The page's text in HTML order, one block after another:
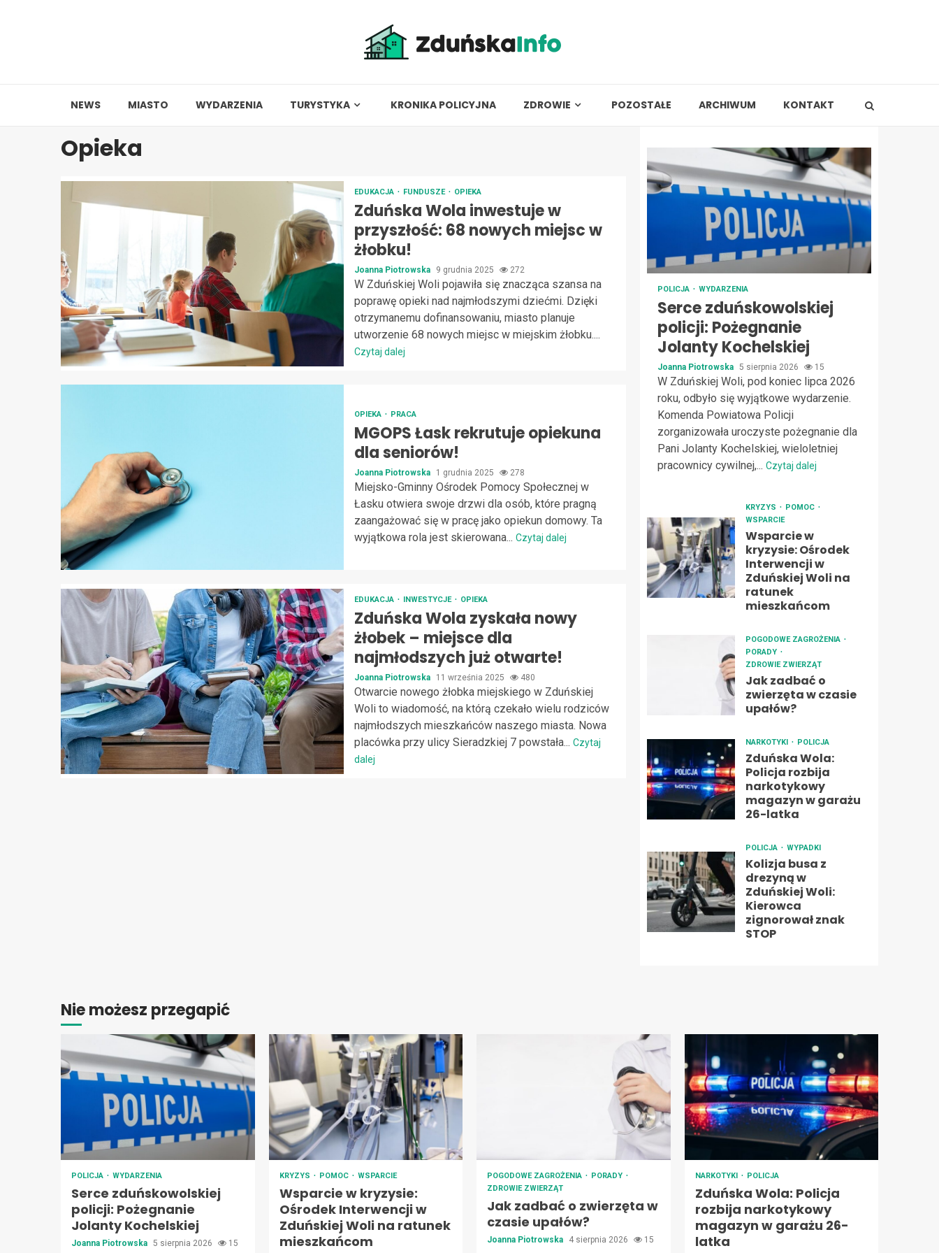
NEWS MIASTO WYDARZENIA TURYSTYKA KRONIKA POLICYJNA ZDROWIE POZOSTAŁE ARCHIWUM KONTAKT
Opieka
EDUKACJA FUNDUSZE OPIEKA
Zduńska Wola inwestuje w
przyszłość: 68 nowych miejsc w
żłobku!
Joanna Piotrowska 9 grudnia 2025 272
W Zduńskiej Woli pojawiła się znacząca szansa na
poprawę opieki nad najmłodszymi dziećmi. Dzięki
otrzymanemu dofinansowaniu, miasto planuje
utworzenie 68 nowych miejsc w miejskim żłobku....
Czytaj dalej
OPIEKA PRACA
MGOPS Łask rekrutuje opiekuna
dla seniorów!
Joanna Piotrowska 1 grudnia 2025 278
Miejsko-Gminny Ośrodek Pomocy Społecznej w
Łasku otwiera swoje drzwi dla osób, które pragną
zaangażować się w pracę jako opiekun domowy. Ta
wyjątkowa rola jest skierowana... Czytaj dalej
EDUKACJA INWESTYCJE OPIEKA
Zduńska Wola zyskała nowy
żłobek – miejsce dla
najmłodszych już otwarte!
Joanna Piotrowska 11 września 2025 480
Otwarcie nowego żłobka miejskiego w Zduńskiej
Woli to wiadomość, na którą czekało wielu rodziców
najmłodszych mieszkańców naszego miasta. Nowa
placówka przy ulicy Sieradzkiej 7 powstała... Czytaj
dalej
POLICJA WYDARZENIA
Serce zduńskowolskiej
policji: Pożegnanie
Jolanty Kochelskiej
Joanna Piotrowska 5 sierpnia 2026 15
W Zduńskiej Woli, pod koniec lipca 2026
roku, odbyło się wyjątkowe wydarzenie.
Komenda Powiatowa Policji
zorganizowała uroczyste pożegnanie dla
Pani Jolanty Kochelskiej, wieloletniej
pracownicy cywilnej,... Czytaj dalej
KRYZYS
POMOC
WSPARCIE
Wsparcie w
kryzysie: Ośrodek
Interwencji w
Zduńskiej Woli na
ratunek
mieszkańcom
POGODOWE ZAGROŻENIA
PORADY
ZDROWIE ZWIERZĄT
Jak zadbać o
zwierzęta w czasie
upałów?
NARKOTYKI POLICJA
Zduńska Wola:
Policja rozbija
narkotykowy
magazyn w garażu
26-latka
POLICJA WYPADKI
Kolizja busa z
drezyną w
Zduńskiej Woli:
Kierowca
zignorował znak
STOP
Nie możesz przegapić
POLICJA WYDARZENIA
Serce zduńskowolskiej
policji: Pożegnanie
Jolanty Kochelskiej
Joanna Piotrowska 5 sierpnia 2026 15
KRYZYS POMOC WSPARCIE
Wsparcie w kryzysie:
Ośrodek Interwencji w
Zduńskiej Woli na ratunek
mieszkańcom
POGODOWE ZAGROŻENIA
PORADY
ZDROWIE ZWIERZĄT
Jak zadbać o zwierzęta w
czasie upałów?
Joanna Piotrowska 4 sierpnia 2026 15
NARKOTYKI POLICJA
Zduńska Wola: Policja
rozbija narkotykowy
magazyn w garażu 26-
latka